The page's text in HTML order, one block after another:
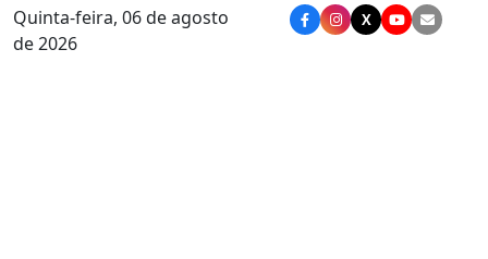
Quinta-feira, 06 de agosto
de 2026
X